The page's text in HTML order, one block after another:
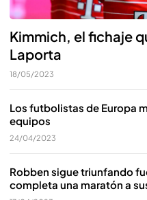
Kimmich, el fichaje
Laporta
18/05/2023
Los futbolistas de Europa
equipos
24/04/2023
Robben sigue triunfando
completa una maratón a